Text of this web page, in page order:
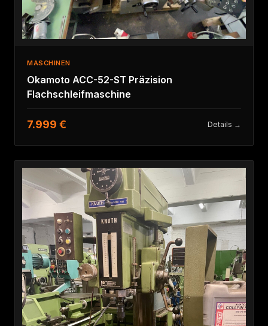
MASCHINEN
Okamoto ACC-52-ST Präzision
Flachschleifmaschine
7.999 € Details →